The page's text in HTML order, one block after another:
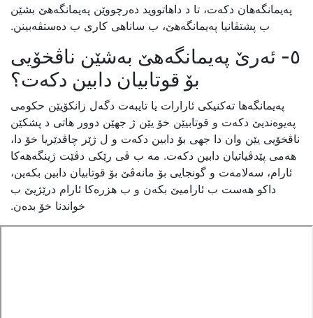
پەیمانگەهان دکەت، تا د داهاتووید دەرچووێن پەیمانگەهێ بشێن
ب پشتڤانیا پەیمانگەهێ، ب ساناهی کاری ب دەستڤەبینن.
٥- ئەرێ پەیمانگەهێ بەشێن ناڤخۆیی
بۆ قوتابیان دابین دکەت؟
پەیمانگەها تەکنیکی ئارارات یا تایبەت دگەل زانکۆیێن حکومی
پەیوەندیێ دکەت و قوتابیێن خۆ یێن ژ جهێن دوور هاتی د پشکێن
ناڤخۆیی یێن وان دا جهی بۆ دابین دکەت و ل ژێر چاڤدێریا خۆ دا،
هەمی پێدڤیاتیان دابین دکەت. مە ب ڤی رێکی دڤێت ژینگەهەکا
ئارام، سەلامەت و گونجایی بۆ مانەڤێ بۆ قوتابیان دابین بکەین،
داکو هەست ب ئارامیێ بکەن و ب هزرەکا ئارام درێژیێ ب
خواندنا خۆ بدەن.